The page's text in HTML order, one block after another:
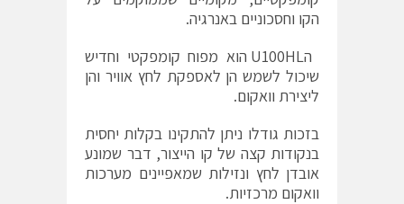
הקו וחסכוניים באנרגיה.
הU100HL הוא מפוח קומפקטי וחדיש
שיכול לשמש הן לאספקת לחץ אוויר והן
ליצירת וואקום.
בזכות גודלו ניתן להתקינו בקלות יחסית
בנקודות קצה של קו הייצור, דבר שמונע
אובדן לחץ ונזילות שמאפיינים מערכות
וואקום מרכזיות.